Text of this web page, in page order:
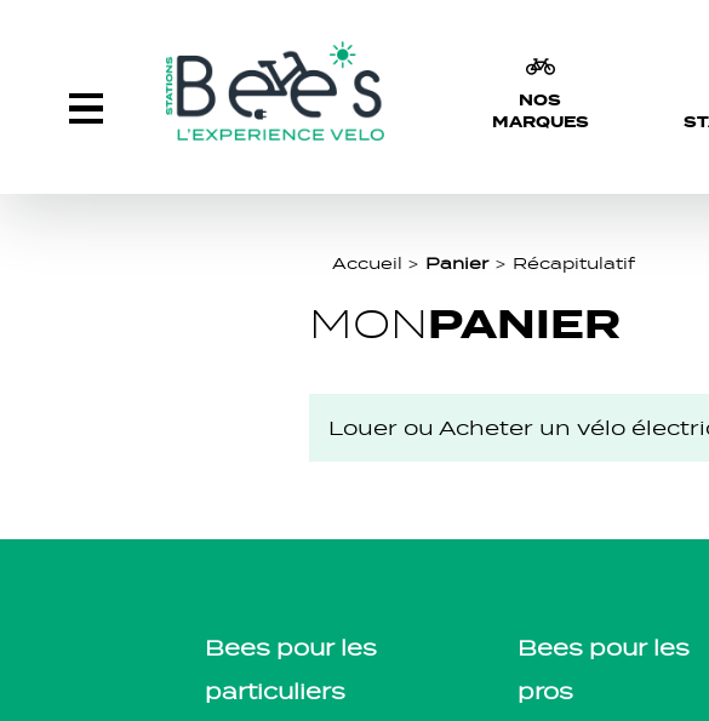
NOS
MARQUES
Accueil > Panier > Récapitulatif
MONPANIER
Louer ou Acheter un vélo
Bees pour les
particuliers
Bees pour les
pros